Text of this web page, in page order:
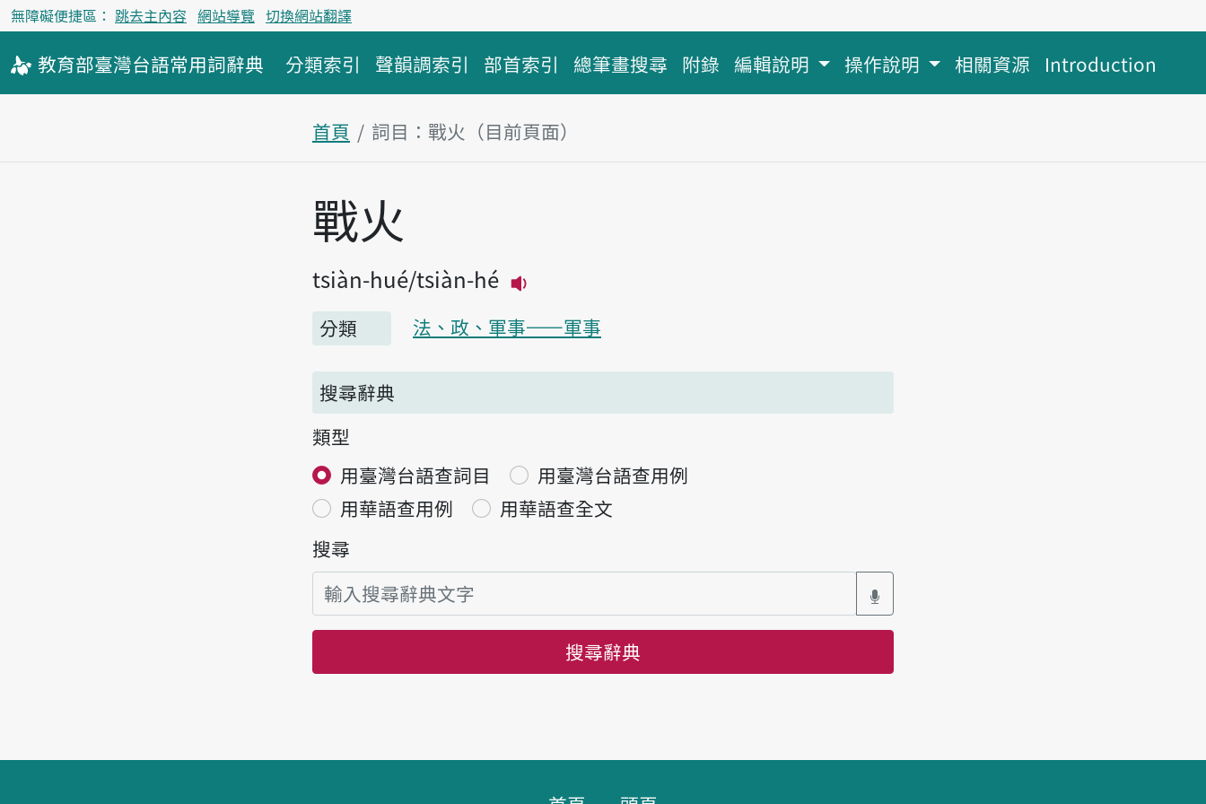
無障礙便捷區： 跳去主內容 網站導覽 切換網站翻譯
教育部臺灣台語常用詞辭典 分類索引 聲韻調索引 部首索引 總筆畫搜尋 附錄 編輯說明 操作說明 相關資源 Introduction
首頁 詞目：戰火（目前頁面）
主內容區塊
戰火
tsiàn-hué tsiàn-hé
分類
法、政、軍事——軍事
搜尋辭典
類型
用臺灣台語查詞目
用臺灣台語查用例
用華語查用例
用華語查全文
搜尋
搜尋辭典